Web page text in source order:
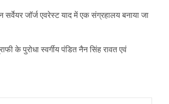
सर्वेयर जॉर्ज एवरेस्ट याद में एक संग्रहालय बनाया जा
के पुरोधा स्वर्गीय पंडित नैन सिंह रावत एवं